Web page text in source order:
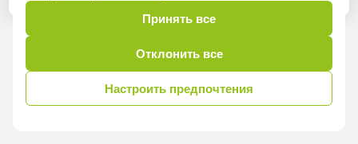
Принять все
Отклонить все
Настроить предпочтения